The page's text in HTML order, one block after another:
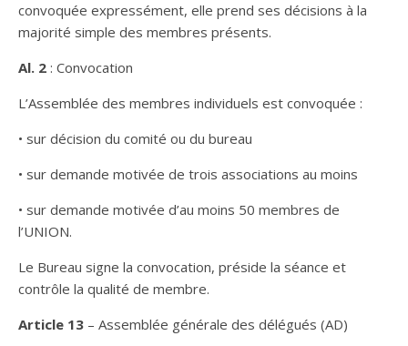
convoquée expressément, elle prend ses décisions à la
majorité simple des membres présents.
Al. 2 : Convocation
L’Assemblée des membres individuels est convoquée :
• sur décision du comité ou du bureau
• sur demande motivée de trois associations au moins
• sur demande motivée d’au moins 50 membres de
l’UNION.
Le Bureau signe la convocation, préside la séance et
contrôle la qualité de membre.
Article 13 – Assemblée générale des délégués (AD)